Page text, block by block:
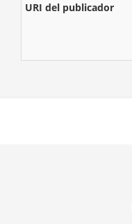
URI del publicador